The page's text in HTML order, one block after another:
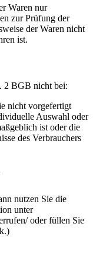
Waren nur
zur Prüfung der
der Waren nicht
ist.
2 BGB nicht bei:
nicht vorgefertigt
Auswahl oder
ist oder die
des Verbrauchers
nutzen Sie die
unter
oder füllen Sie